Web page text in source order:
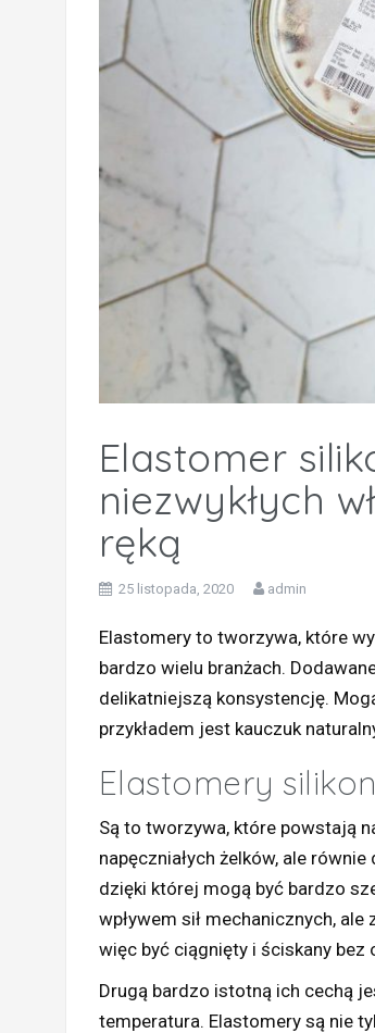
Elastomer
niezwykłych
ręką
25 listopada, 2020 admin
Elastomery to tworzywa, które
bardzo wielu branżach.
delikatniejszą konsystencję.
przykładem jest kauczuk
Elastomery
Są to tworzywa, które powstają
napęczniałych żelków, ale
dzięki której mogą być bardzo
wpływem sił mechanicznych,
więc być ciągnięty i ściskany
Drugą bardzo istotną ich cechą
temperatura. Elastomery są nie